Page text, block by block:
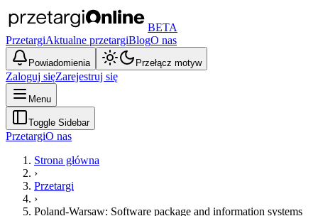
BETA
PrzetargiAktualne przetargiBlogO nas
Powiadomienia Przełącz motyw
Zaloguj sięZarejestruj się
Menu
Toggle Sidebar
PrzetargiO nas
Strona główna
›
Przetargi
›
Poland-Warsaw: Software package and information systems